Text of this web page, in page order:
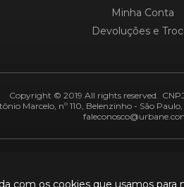
com os cookies que usamos para
Minha Conta
Devoluções e
Copyright © 2019 All rights reserved.
Marcelo, nº 110, Belenzinho - São Paulo,